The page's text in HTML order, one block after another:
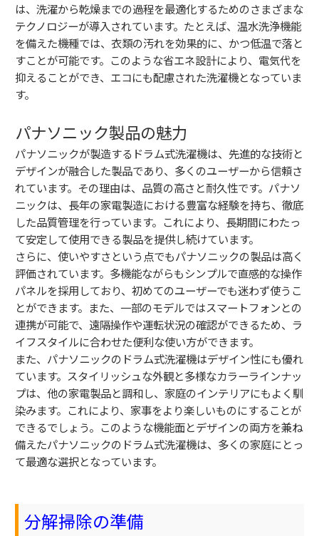
は、洗濯から乾燥までの過程を最適化するためのさまざまな
テクノロジーが導入されています。たとえば、温水洗浄機能
を備えた機種では、衣類の汚れを効果的に、かつ低温で落と
すことが可能です。このような省エネ設計により、電気代を
抑えることができ、エコにも配慮された洗濯機となっていま
す。
パナソニック製品の魅力
パナソニックが製造するドラム式洗濯機は、先進的な技術と
デザインが融合した製品であり、多くのユーザーから信頼さ
れています。その理由は、品質の高さと耐久性です。パナソ
ニックは、長年の家電製造における豊富な経験を持ち、徹底
した品質管理を行っています。これにより、長期間にわたっ
て安定して使用できる製品を提供し続けています。
さらに、使いやすさという点でもパナソニックの製品は高く
評価されています。多機能ながらもシンプルで直感的な操作
パネルを採用しており、初めてのユーザーでも迷わず使うこ
とができます。また、一部のモデルではスマートフォンとの
連携が可能で、遠隔操作や運転状況の確認ができるため、ラ
イフスタイルに合わせた便利な使い方ができます。
また、パナソニックのドラム式洗濯機はデザイン性にも優れ
ています。スタイリッシュな外観と多様なカラーラインナッ
プは、他の家電製品と調和し、家庭のインテリアにもよく馴
染みます。これにより、家事をより楽しいものにすることが
できるでしょう。このような機能面とデザインの両方を兼ね
備えたパナソニックのドラム式洗濯機は、多くの家庭にとっ
て最適な選択となっています。
分解掃除の準備